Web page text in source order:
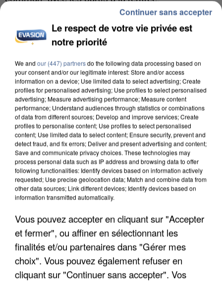
6 août 2026
Une touriste de l’Oise emportée par une coulée de
boue en Haute-Savoie
Son corps a été retrouvé à cinq kilomètres de là.
Le respect de votre vie privée est
notre priorité
We and our (447) partnersdo the following data processing based on
your consent and/or our legitimate interest: Store and/or access
information on a device; Use limited data to select advertising; Create
profiles for personalised advertising; Use profiles to select personalised
advertising; Measure advertising performance; Measure content
performance; Understand audiences through statistics or combinations
of data from different sources; Develop and improve services; Create
profiles to personalise content; Use profiles to select personalised
content; Use limited data to select content; Ensure security, prevent and
detect fraud, and fix errors; Deliver and present advertising and content;
Save and communicate privacy choices. These technologies may
process personal data such as IP address and browsing data to offer
following functionalities: Identify devices based on information actively
requested; Use precise geolocation data; Match and combine data from
other data sources; Link different devices; Identify devices based on
information transmitted automatically.
Vous pouvez accepter en cliquant sur "Accepter
et fermer", ou affiner en sélectionnant les
finalités et/ou partenaires dans "Gérer mes
choix". Vous pouvez également refuser en
cliquant sur "Continuer sans accepter". Vos
Continuer sans accepter